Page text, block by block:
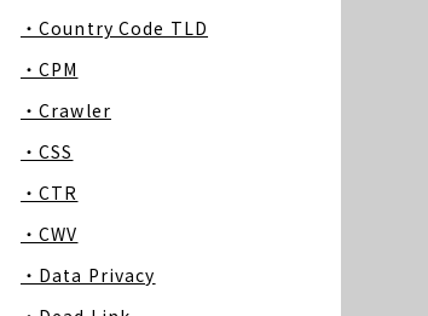
・Country Code TLD
・CPM
・Crawler
・CSS
・CTR
・CWV
・Data Privacy